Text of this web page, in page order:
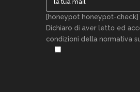
[honeypot honeypot-check]
Dichiaro di aver letto ed
condizioni della normativa